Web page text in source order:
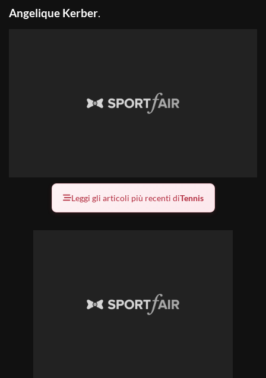
Angelique Kerber.
Leggi gli articoli più recenti diTennis